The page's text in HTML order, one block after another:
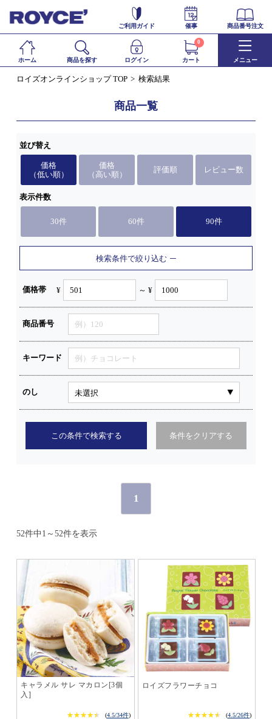
ご利用ガイド 催事 商品番号注文
ホーム 商品を探す ログイン カート
0
メニュー
ロイズオンラインショップ TOP 検索結果
商品一覧
並び替え
価格
（低い順）
価格
（高い順）
評価順 レビュー数
表示件数
30件 60件 90件
検索条件で絞り込む
価格帯 ¥ ～ ¥
商品番号
キーワード
のし
この条件で検索する 条件をクリアする
1
52件中1～52件を表示
キャラメル サレ マカロン[3個
入]
★★★★★
★★★★★ (4.5/34件)
ロイズフラワーチョコ
★★★★★
★★★★★ (4.5/26件)